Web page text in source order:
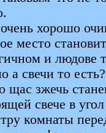
хорошо
место
и людове
а свечи то
щас зжечь
свече в
комнаты